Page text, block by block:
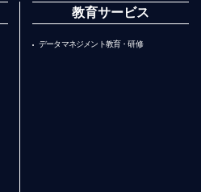
教育サービス
データマネジメント教育・研修